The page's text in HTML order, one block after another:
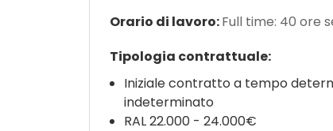
Orario di lavoro:Full time: 40 ore
Tipologia contrattuale:
Iniziale contratto a tempo
indeterminato
RAL 22.000 - 24.000€